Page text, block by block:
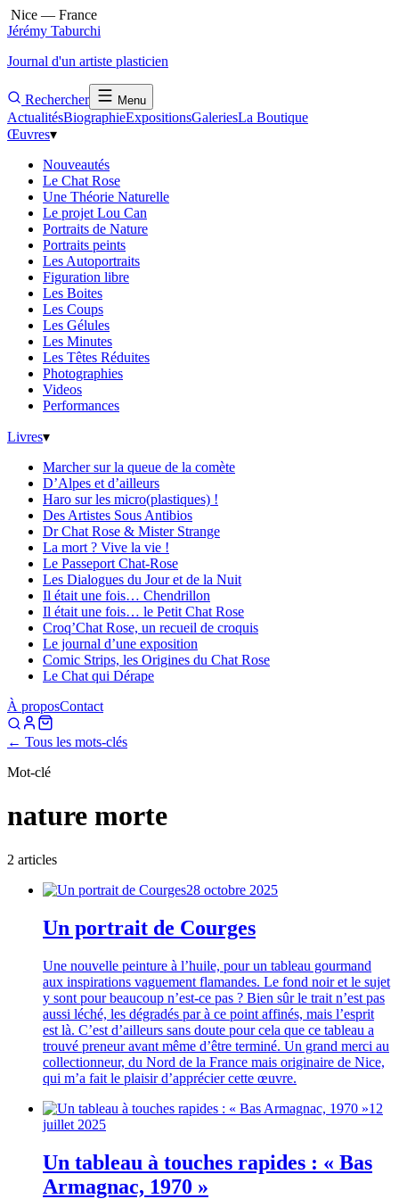
Nice — France
Jérémy Taburchi
Journal d'un artiste plasticien
Rechercher Menu
ActualitésBiographieExpositionsGaleriesLa Boutique
Œuvres▾
Nouveautés
Le Chat Rose
Une Théorie Naturelle
Le projet Lou Can
Portraits de Nature
Portraits peints
Les Autoportraits
Figuration libre
Les Boites
Les Coups
Les Gélules
Les Minutes
Les Têtes Réduites
Photographies
Videos
Performances
Livres▾
Marcher sur la queue de la comète
D’Alpes et d’ailleurs
Haro sur les micro(plastiques) !
Des Artistes Sous Antibios
Dr Chat Rose & Mister Strange
La mort ? Vive la vie !
Le Passeport Chat-Rose
Les Dialogues du Jour et de la Nuit
Il était une fois… Chendrillon
Il était une fois… le Petit Chat Rose
Croq’Chat Rose, un recueil de croquis
Le journal d’une exposition
Comic Strips, les Origines du Chat Rose
Le Chat qui Dérape
À proposContact
← Tous les mots-clés
Mot-clé
nature morte
2 articles
28 octobre 2025
Un portrait de Courges
Une nouvelle peinture à l’huile, pour un tableau gourmand
aux inspirations vaguement flamandes. Le fond noir et le sujet
y sont pour beaucoup n’est-ce pas ? Bien sûr le trait n’est pas
aussi léché, les dégradés par à ce point affinés, mais l’esprit
est là. C’est d’ailleurs sans doute pour cela que ce tableau a
trouvé preneur avant même d’être terminé. Un grand merci au
collectionneur, du Nord de la France mais originaire de Nice,
qui m’a fait le plaisir d’apprécier cette œuvre.
12
juillet 2025
Un tableau à touches rapides : « Bas
Armagnac, 1970 »